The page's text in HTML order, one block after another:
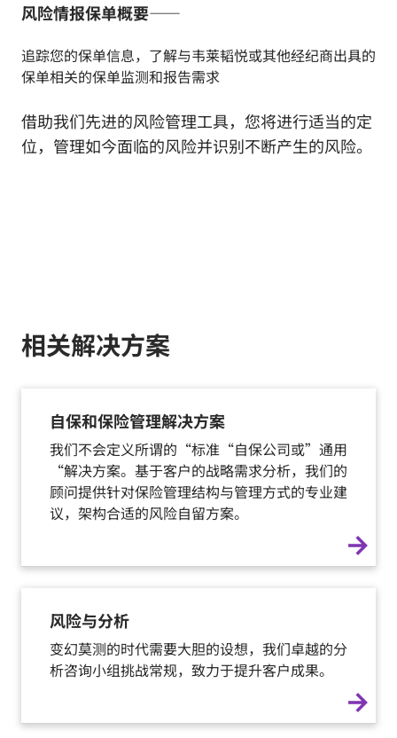
风险情报保单概要——
追踪您的保单信息，了解与韦莱韬悦或其他经纪商出具的
保单相关的保单监测和报告需求
借助我们先进的风险管理工具，您将进行适当的定
位，管理如今面临的风险并识别不断产生的风险。
相关解决方案
自保和保险管理解决方案
我们不会定义所谓的“标准“自保公司或”通用
“解决方案。基于客户的战略需求分析，我们的
顾问提供针对保险管理结构与管理方式的专业建
议，架构合适的风险自留方案。
arrow_forward
风险与分析
变幻莫测的时代需要大胆的设想，我们卓越的分
析咨询小组挑战常规，致力于提升客户成果。
arrow_forward